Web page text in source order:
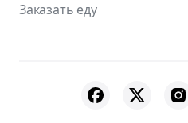
Заказать еду